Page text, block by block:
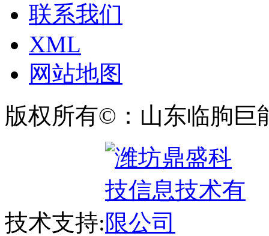
联系我们
XML
网站地图
版权所有©：山东临朐巨
技术支持: